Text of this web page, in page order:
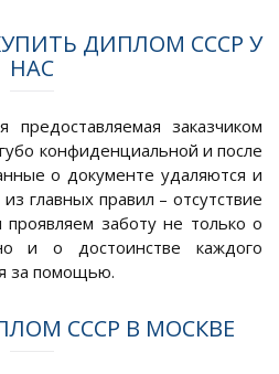
ДИПЛОМ СССР У
НАС
заказчиком
конфиденциальной и после
о документе удаляются и
главных правил – отсутствие
заботу не только о
и о достоинстве каждого
за помощью.
СССР В МОСКВЕ